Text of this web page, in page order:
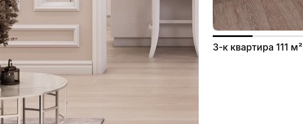
3-к квартира 111 м²